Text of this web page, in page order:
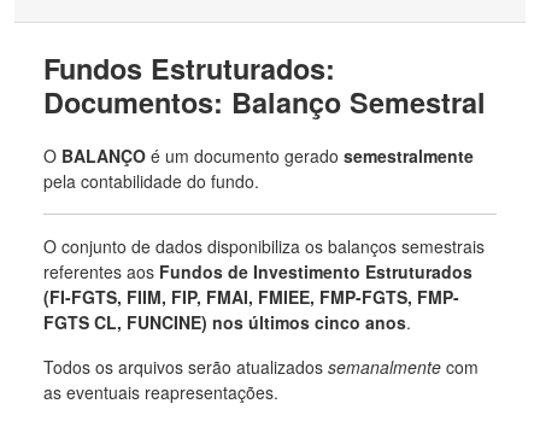
Fundos Estruturados:
Documentos: Balanço Semestral
O BALANÇO é um documento gerado semestralmente
pela contabilidade do fundo.
O conjunto de dados disponibiliza os balanços semestrais
referentes aos Fundos de Investimento Estruturados
(FI-FGTS, FIIM, FIP, FMAI, FMIEE, FMP-FGTS, FMP-
FGTS CL, FUNCINE) nos últimos cinco anos.
Todos os arquivos serão atualizados semanalmente com
as eventuais reapresentações.